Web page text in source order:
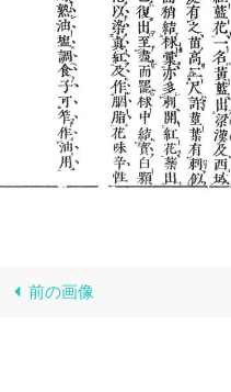
前の画像